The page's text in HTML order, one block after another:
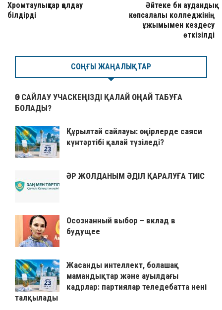
Хромтаулықтар қолдау
білдірді
Әйтеке би аудандық
көпсалалы колледжінің
ұжымымен кездесу
өткізілді
СОҢҒЫ ЖАҢАЛЫҚТАР
ӨЗ САЙЛАУ УЧАСКЕҢІЗДІ ҚАЛАЙ ОҢАЙ ТАБУҒА
БОЛАДЫ?
Құрылтай сайлауы: өңірлерде саяси
күнтәртібі қалай түзіледі?
ӘР ЖОЛДАНЫМ ӘДІЛ ҚАРАЛУҒА ТИІС
Осознанный выбор – вклад в
будущее
Жасанды интеллект, болашақ
мамандықтар және ауылдағы
кадрлар: партиялар теледебатта нені
талқылады